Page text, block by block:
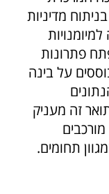
מדיניות
פתרונות
על בינה
זה מעניק
תחומים.